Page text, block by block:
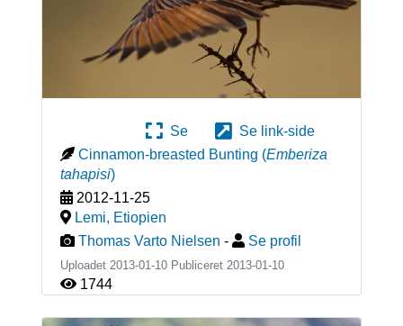
Se
Se link-side
Cinnamon-breasted Bunting (Emberiza
tahapisi)
2012-11-25
Lemi, Etiopien
Thomas Varto Nielsen - Se profil
Uploadet 2013-01-10 Publiceret 2013-01-10
1744